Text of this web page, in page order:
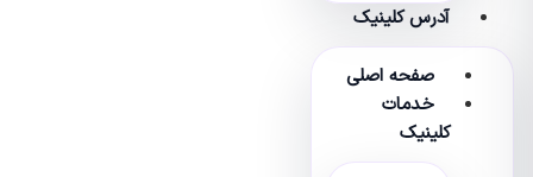
آدرس کلینیک
صفحه اصلی
خدمات
کلینیک